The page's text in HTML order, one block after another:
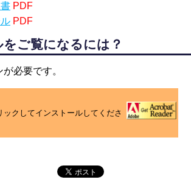
PDF
PDF
ご覧になるには？
必要です。
ックしてインストールしてくださ